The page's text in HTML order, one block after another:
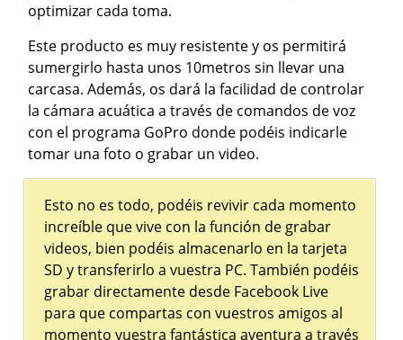
optimizar cada toma.
Este producto es muy resistente y os permitirá
sumergirlo hasta unos 10metros sin llevar una
carcasa. Además, os dará la facilidad de controlar
la cámara acuática a través de comandos de voz
con el programa GoPro donde podéis indicarle
tomar una foto o grabar un video.
Esto no es todo, podéis revivir cada momento
increíble que vive con la función de grabar
videos, bien podéis almacenarlo en la tarjeta
SD y transferirlo a vuestra PC. También podéis
grabar directamente desde Facebook Live
para que compartas con vuestros amigos al
momento vuestra fantástica aventura a través